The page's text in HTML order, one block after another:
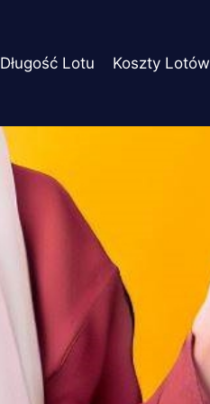
Długość Lotu Koszty Lotów